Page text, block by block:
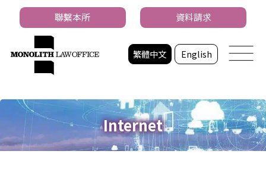
繁體中文 English
聯繫本所 資料請求
Internet